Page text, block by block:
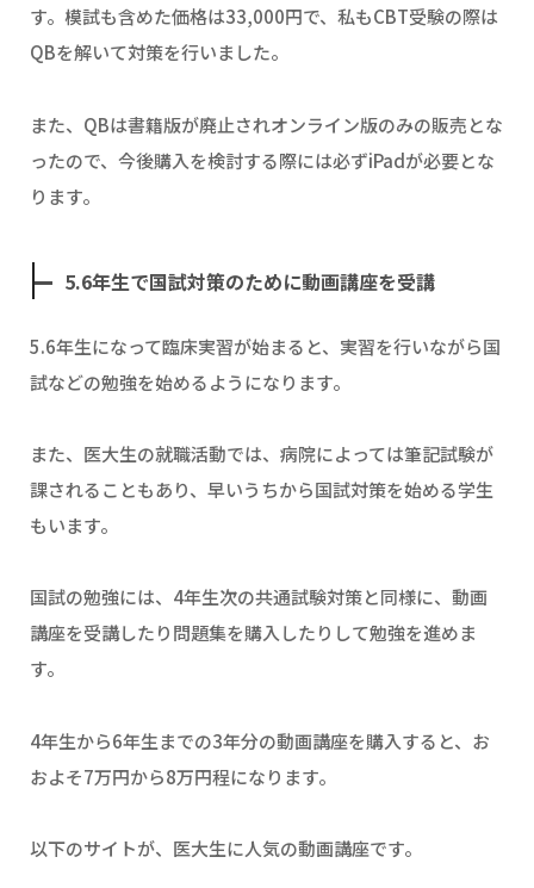
す。模試も含めた価格は33,000円で、私もCBT受験の際は
QBを解いて対策を行いました。
また、QBは書籍版が廃止されオンライン版のみの販売とな
ったので、今後購入を検討する際には必ずiPadが必要とな
ります。
5.6年生で国試対策のために動画講座を受講
5.6年生になって臨床実習が始まると、実習を行いながら国
試などの勉強を始めるようになります。
また、医大生の就職活動では、病院によっては筆記試験が
課されることもあり、早いうちから国試対策を始める学生
もいます。
国試の勉強には、4年生次の共通試験対策と同様に、動画
講座を受講したり問題集を購入したりして勉強を進めま
す。
4年生から6年生までの3年分の動画講座を購入すると、お
およそ7万円から8万円程になります。
以下のサイトが、医大生に人気の動画講座です。